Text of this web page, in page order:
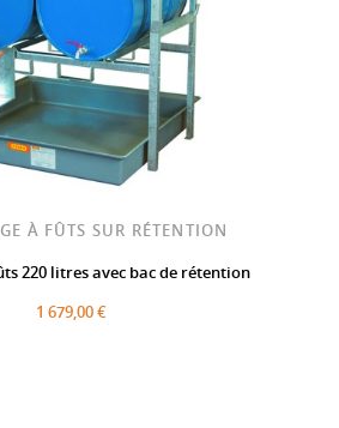
À FÛTS SUR RÉTENTION
220 litres avec bac de rétention
1 679,00 €